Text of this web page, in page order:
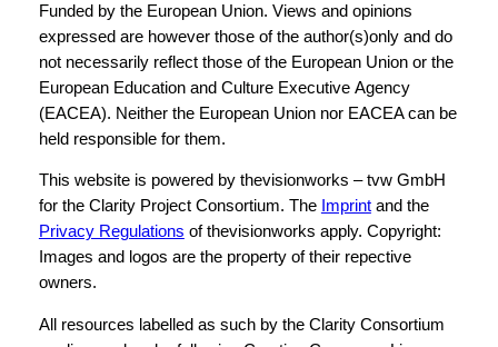
Funded by the European Union. Views and opinions
expressed are however those of the author(s)only and do
not necessarily reflect those of the European Union or the
European Education and Culture Executive Agency
(EACEA). Neither the European Union nor EACEA can be
held responsible for them.
This website is powered by thevisionworks – tvw GmbH
for the Clarity Project Consortium. The Imprintand the
Privacy Regulations of thevisionworks apply. Copyright:
Images and logos are the property of their repective
owners.
All resources labelled as such by the Clarity Consortium